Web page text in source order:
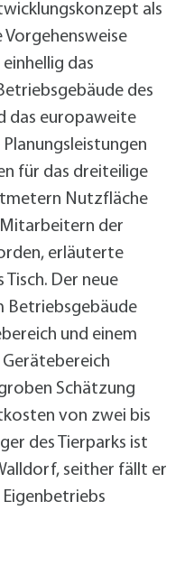
als
das
des
das europaweite
für das dreiteilige
Nutzfläche
der
erläuterte
Der neue
Betriebsgebäude
und einem
Schätzung
von zwei bis
des Tierparks ist
seither fällt er